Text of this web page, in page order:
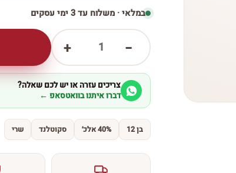
במלאי · משלוח עד 3 ימי עסקים
−
1
+
צריכים עזרה או יש לכם שאלה?
דברו איתנו בוואטסאפ ←
בן 12 40% אלכ׳ סקוטלנד שרי